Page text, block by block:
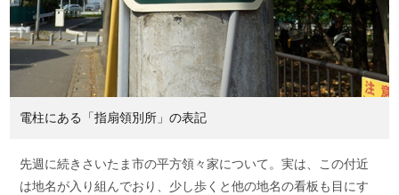
電柱にある「指扇領別所」の表記
先週に続きさいたま市の平方領々家について。実は、この付近
は地名が入り組んでおり、少し歩くと他の地名の看板も目にす